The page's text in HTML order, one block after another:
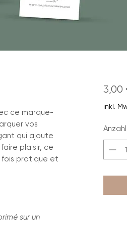
ce marque-
vos
qui ajoute
plaisir, ce
pratique et
sur un
3,00
inkl.
Anzahl